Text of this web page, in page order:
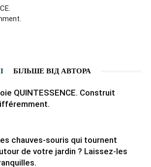
БІЛЬШЕ ВІД АВТОРА
QUINTESSENCE. Construit
chauves-souris qui tournent
de votre jardin ? Laissez-les